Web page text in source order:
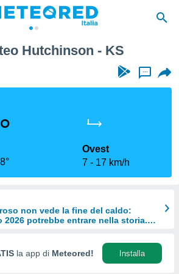
Hutchinson - KS
...
Ovest
7
17 km/h
non vede la fine del caldo:
2026 potrebbe entrare nella storia.
la app di Meteored! Installa